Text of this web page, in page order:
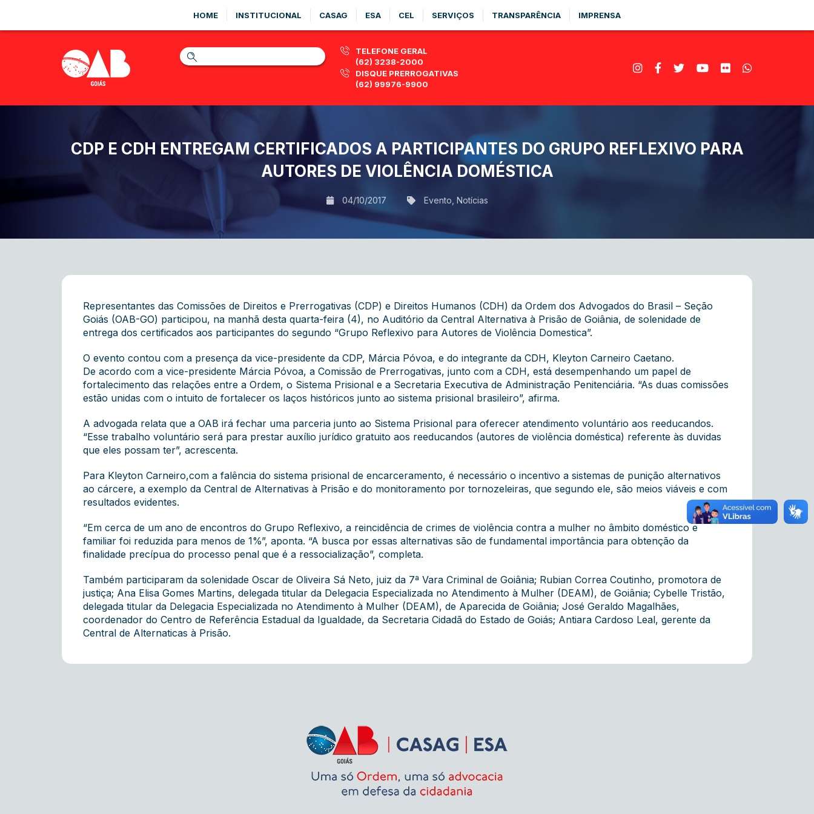
HOME INSTITUCIONAL CASAG ESA CEL SERVIÇOS TRANSPARÊNCIA IMPRENSA
TELEFONE GERAL
(62) 3238-2000
DISQUE PRERROGATIVAS
(62) 99976-9900
CDP E CDH ENTREGAM CERTIFICADOS A PARTICIPANTES DO GRUPO REFLEXIVO PARA
AUTORES DE VIOLÊNCIA DOMÉSTICA
04/10/2017 Evento Notícias
Representantes das Comissões de Direitos e Prerrogativas (CDP) e Direitos Humanos (CDH) da Ordem dos Advogados do Brasil – Seção
Goiás (OAB-GO) participou, na manhã desta quarta-feira (4), no Auditório da Central Alternativa à Prisão de Goiânia, de solenidade de
entrega dos certificados aos participantes do segundo “Grupo Reflexivo para Autores de Violência Domestica”.
O evento contou com a presença da vice-presidente da CDP, Márcia Póvoa, e do integrante da CDH, Kleyton Carneiro Caetano.
De acordo com a vice-presidente Márcia Póvoa, a Comissão de Prerrogativas, junto com a CDH, está desempenhando um papel de
fortalecimento das relações entre a Ordem, o Sistema Prisional e a Secretaria Executiva de Administração Penitenciária. “As duas comissões
estão unidas com o intuito de fortalecer os laços históricos junto ao sistema prisional brasileiro”, afirma.
A advogada relata que a OAB irá fechar uma parceria junto ao Sistema Prisional para oferecer atendimento voluntário aos reeducandos.
“Esse trabalho voluntário será para prestar auxílio jurídico gratuito aos reeducandos (autores de violência doméstica) referente às duvidas
que eles possam ter”, acrescenta.
Para Kleyton Carneiro,com a falência do sistema prisional de encarceramento, é necessário o incentivo a sistemas de punição alternativos
ao cárcere, a exemplo da Central de Alternativas à Prisão e do monitoramento por tornozeleiras, que segundo ele, são meios viáveis e com
resultados evidentes.
“Em cerca de um ano de encontros do Grupo Reflexivo, a reincidência de crimes de violência contra a mulher no âmbito doméstico e
familiar foi reduzida para menos de 1%”, aponta. “A busca por essas alternativas são de fundamental importância para obtenção da
finalidade precípua do processo penal que é a ressocialização”, completa.
Também participaram da solenidade Oscar de Oliveira Sá Neto, juiz da 7ª Vara Criminal de Goiânia; Rubian Correa Coutinho, promotora de
justiça; Ana Elisa Gomes Martins, delegada titular da Delegacia Especializada no Atendimento à Mulher (DEAM), de Goiânia; Cybelle Tristão,
delegada titular da Delegacia Especializada no Atendimento à Mulher (DEAM), de Aparecida de Goiânia; José Geraldo Magalhães,
coordenador do Centro de Referência Estadual da Igualdade, da Secretaria Cidadã do Estado de Goiás; Antiara Cardoso Leal, gerente da
Central de Alternaticas à Prisão.